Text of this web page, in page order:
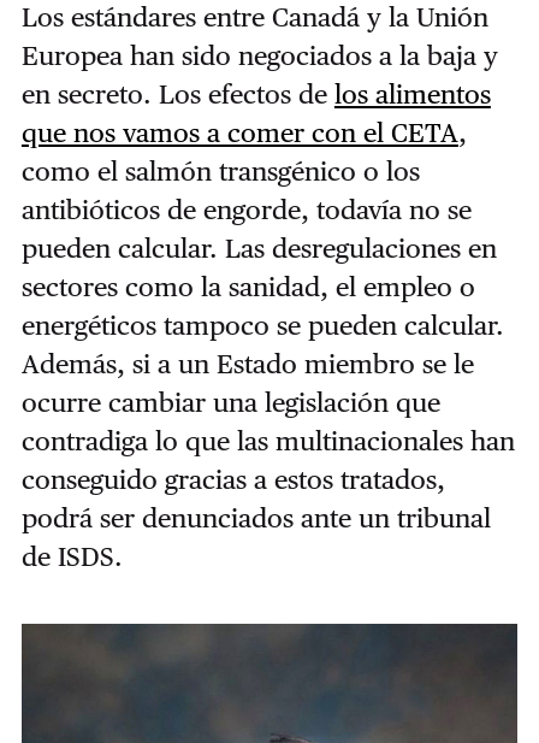
Los estándares entre Canadá y la Unión
Europea han sido negociados a la baja y
en secreto. Los efectos de los alimentos
que nos vamos a comer con el CETA,
como el salmón transgénico o los
antibióticos de engorde, todavía no se
pueden calcular. Las desregulaciones en
sectores como la sanidad, el empleo o
energéticos tampoco se pueden calcular.
Además, si a un Estado miembro se le
ocurre cambiar una legislación que
contradiga lo que las multinacionales han
conseguido gracias a estos tratados,
podrá ser denunciados ante un tribunal
de ISDS.